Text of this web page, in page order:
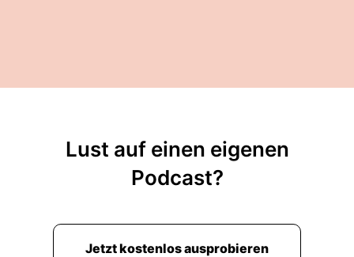
Lust auf einen eigenen
Podcast?
Jetzt kostenlos ausprobieren